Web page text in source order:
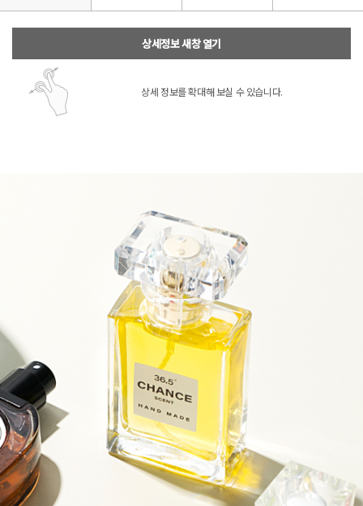
상세정보 새창 열기
상세 정보를 확대해 보실 수 있습니다.